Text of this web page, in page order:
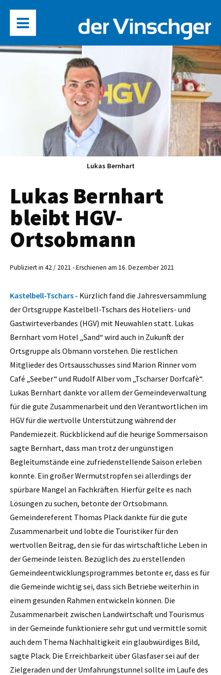
Lukas Bernhart
Lukas Bernhart
bleibt HGV-
Ortsobmann
Publiziert in 42 / 2021 - Erschienen am 16. Dezember 2021
Kastelbell-Tschars - Kürzlich fand die Jahresversammlung
der Ortsgruppe Kastelbell-Tschars des Hoteliers- und
Gastwirteverbandes (HGV) mit Neuwahlen statt. Lukas
Bernhart vom Hotel „Sand“ wird auch in Zukunft der
Ortsgruppe als Obmann vorstehen. Die restlichen
Mitglieder des Ortsausschusses sind Marion Rinner vom
Café „Seeber“ und Rudolf Alber vom „Tscharser Dorfcafè“.
Lukas Bernhart dankte vor allem der Gemeindeverwaltung
für die gute Zusammenarbeit und den Verantwortlichen im
HGV für die wertvolle Unterstützung während der
Pandemiezeit. Rückblickend auf die heurige Sommersaison
sagte Bernhart, dass man trotz der ungünstigen
Begleitumstände eine zufriedenstellende Saison erleben
konnte. Ein großer Wermutstropfen sei allerdings der
spürbare Mangel an Fachkräften. Hierfür gelte es nach
Lösungen zu suchen, betonte der Ortsobmann.
Gemeindereferent Thomas Plack dankte für die gute
Zusammenarbeit und lobte die Touristiker für den
wertvollen Beitrag, den sie für das wirtschaftliche Leben in
der Gemeinde leisten. Bezüglich des zu erstellenden
Gemeindeentwicklungsprogrammes betonte er, dass es für
die Gemeinde wichtig sei, dass sich Betriebe weiterhin in
einem gesunden Rahmen entwickeln können. Die
Zusammenarbeit zwischen Landwirtschaft und Tourismus
in der Gemeinde funktioniere sehr gut und vermittle somit
auch dem Thema Nachhaltigkeit ein glaubwürdiges Bild,
sagte Plack. Die Erreichbarkeit über Glasfaser sei auf der
Zielgeraden und der Umfahrungstunnel sollte im Laufe des